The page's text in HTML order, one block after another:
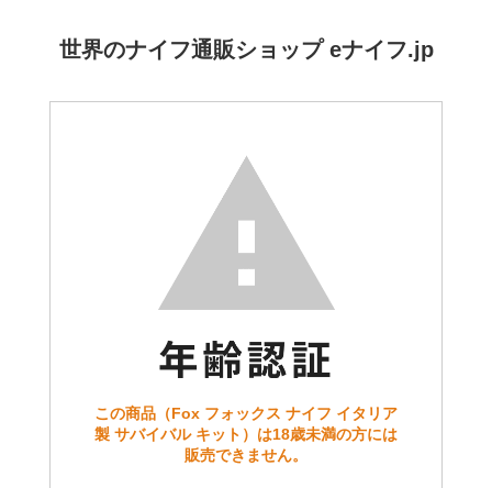
世界のナイフ通販ショップ eナイフ.jp
この商品（Fox フォックス ナイフ イタリア
製 サバイバル キット）は18歳未満の方には
販売できません。